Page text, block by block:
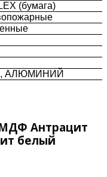
(бумага)
АЛЮМИНИЙ
Антрацит
белый